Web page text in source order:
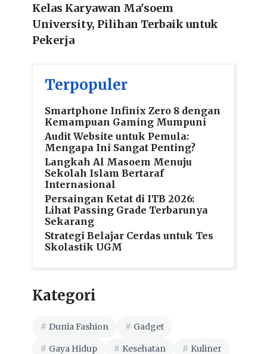
Kelas Karyawan Ma'soem
University, Pilihan Terbaik untuk
Pekerja
Terpopuler
Smartphone Infinix Zero 8 dengan
Kemampuan Gaming Mumpuni
Audit Website untuk Pemula:
Mengapa Ini Sangat Penting?
Langkah Al Masoem Menuju
Sekolah Islam Bertaraf
Internasional
Persaingan Ketat di ITB 2026:
Lihat Passing Grade Terbarunya
Sekarang
Strategi Belajar Cerdas untuk Tes
Skolastik UGM
Kategori
Dunia Fashion Gadget
Gaya Hidup Kesehatan Kuliner